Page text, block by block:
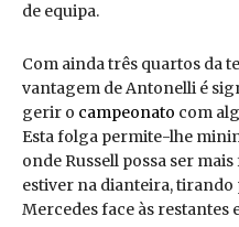
de equipa.
Com ainda três quartos da
vantagem de Antonelli é
gerir o campeonato com
Esta folga permite-lhe
onde Russell possa ser
estiver na dianteira,
Mercedes face às restantes